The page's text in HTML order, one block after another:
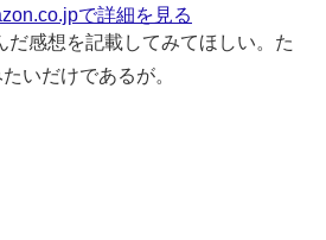
で詳細を見る
だ感想を記載してみてほしい。た
いだけであるが。